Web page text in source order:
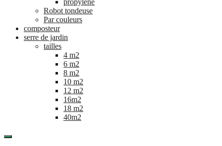
propylène
Robot tondeuse
Par couleurs
composteur
serre de jardin
tailles
4 m2
6 m2
8 m2
10 m2
12 m2
16m2
18 m2
40m2